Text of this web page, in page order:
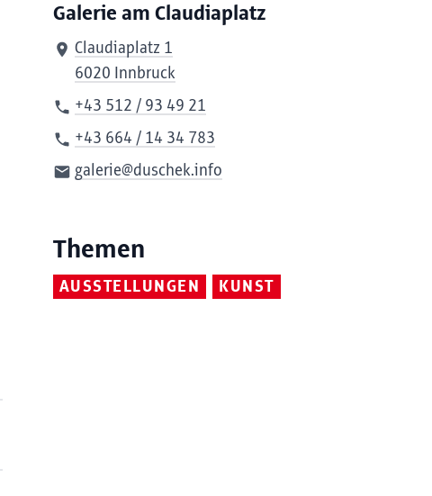
Galerie am Claudiaplatz
Claudiaplatz 1
6020 Innbruck
+43 512 / 93 49 21
+43 664 / 14 34 783
galerie@duschek.info
Themen
AUSSTELLUNGEN KUNST